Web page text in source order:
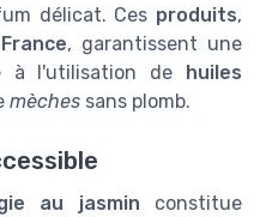
délicat. Ces produits,
France, garantissent une
à l'utilisation de
huiles
mèches sans plomb.
au jasmin constitue